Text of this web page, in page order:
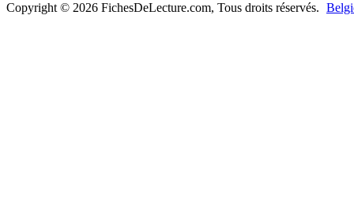
Copyright © 2026 FichesDeLecture.com, Tous droits réservés.